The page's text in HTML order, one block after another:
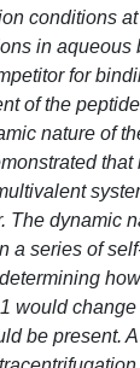
conditions
in aqueous
for
of the
nature of
that
The dynamic
a series of
would
be present.